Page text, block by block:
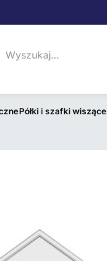
Półki i szafki wiszące